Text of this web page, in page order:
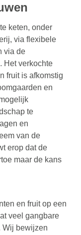
keten, onder
via flexibele
via de
Het verkochte
fruit is afkomstig
en
te
en
van de
erop dat de
maar de kans
en fruit op een
veel gangbare
Wij bewijzen